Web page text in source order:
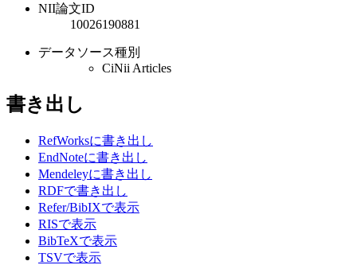
NII論文ID
10026190881
データソース種別
CiNii Articles
書き出し
RefWorksに書き出し
EndNoteに書き出し
Mendeleyに書き出し
RDFで書き出し
Refer/BibIXで表示
RISで表示
BibTeXで表示
TSVで表示